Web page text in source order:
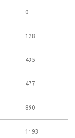
0
128
435
477
890
1193